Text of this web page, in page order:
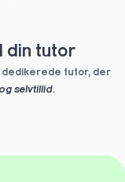
din tutor
tutor, der
selvtillid.